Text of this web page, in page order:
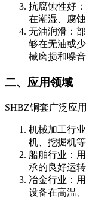
抗腐蚀性好
在潮湿、腐
无油润滑 ：
够在无油或
械磨损和噪音
二、应用领域
SHBZ铜套广泛应
机械加工行业
机、挖掘机等
船舶行业 ：
承的良好运转
冶金行业 ：
设备在高温